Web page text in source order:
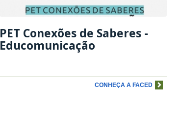
PET Conexões de Saberes -
Educomunicação
CONHEÇA A FACED